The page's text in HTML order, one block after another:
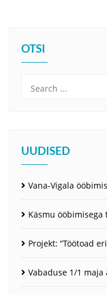
OTSI
UUDISED
Vana-Vigala
Käsmu ööbimisega
Projekt: “Töötoad
Vabaduse 1/1 maja